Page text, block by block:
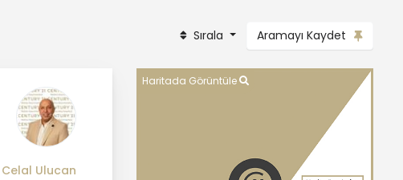
Sırala Aramayı Kaydet
Celal Ulucan
Haritada Görüntüle